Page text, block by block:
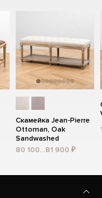
Скамейка Jean-Pierre
Ottoman, Oak
Sandwashed
80 100...81 900 ₽